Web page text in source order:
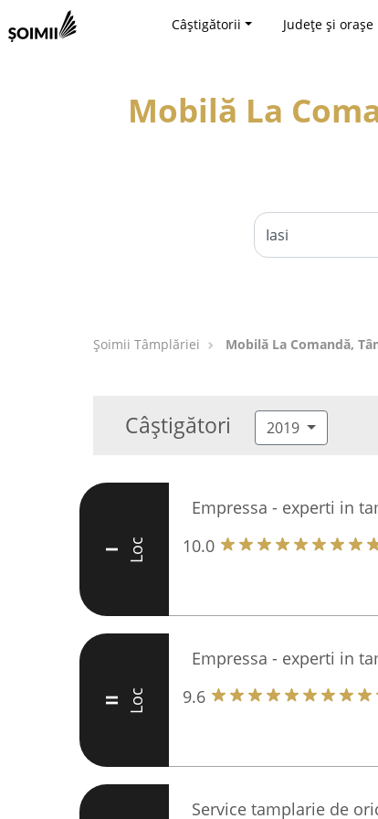
Câștigătorii Județe și orașe
Mobilă La
Șoimii Tâmplăriei Mobilă La Comandă,
Câștigători 2019
I Loc
Empressa - experti in
10.0
II Loc
Empressa - experti in
9.6
Service tamplarie de